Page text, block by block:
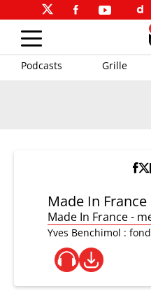
Podcasts Grille
Made In France
Made In France -
Yves Benchimol :